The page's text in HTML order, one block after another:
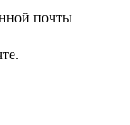
почты